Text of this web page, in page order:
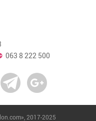
063 8 222 500
2017-2025